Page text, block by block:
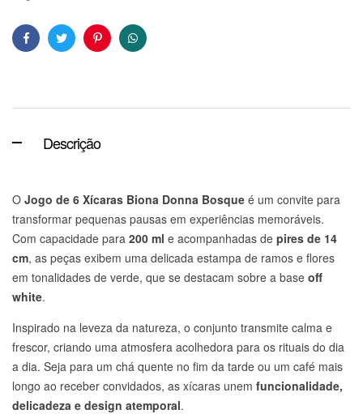
FacebookTwitterPinterestWhatsApp
Descrição
O Jogo de 6 Xícaras Biona Donna Bosque é um convite para
transformar pequenas pausas em experiências memoráveis.
Com capacidade para 200 ml e acompanhadas de pires de 14
cm, as peças exibem uma delicada estampa de ramos e flores
em tonalidades de verde, que se destacam sobre a base off
white.
Inspirado na leveza da natureza, o conjunto transmite calma e
frescor, criando uma atmosfera acolhedora para os rituais do dia
a dia. Seja para um chá quente no fim da tarde ou um café mais
longo ao receber convidados, as xícaras unem funcionalidade,
delicadeza e design atemporal.